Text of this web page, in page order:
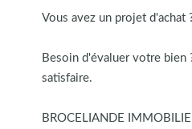
Vous avez un projet d'achat
Besoin d'évaluer votre
satisfaire.
BROCELIANDE